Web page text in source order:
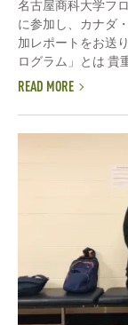
名古屋商科大学フ
に参加し、カナダ
加レポートをお送
ログラム」とは 貴
READ MORE